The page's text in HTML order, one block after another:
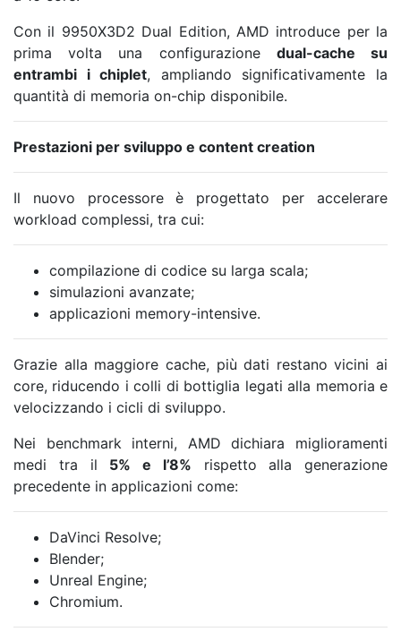
Con il 9950X3D2 Dual Edition, AMD introduce per la
prima volta una configurazione dual-cache su
entrambi i chiplet, ampliando significativamente la
quantità di memoria on-chip disponibile.
Prestazioni per sviluppo e content creation
Il nuovo processore è progettato per accelerare
workload complessi, tra cui:
compilazione di codice su larga scala;
simulazioni avanzate;
applicazioni memory-intensive.
Grazie alla maggiore cache, più dati restano vicini ai
core, riducendo i colli di bottiglia legati alla memoria e
velocizzando i cicli di sviluppo.
Nei benchmark interni, AMD dichiara miglioramenti
medi tra il 5% e l’8% rispetto alla generazione
precedente in applicazioni come:
DaVinci Resolve;
Blender;
Unreal Engine;
Chromium.